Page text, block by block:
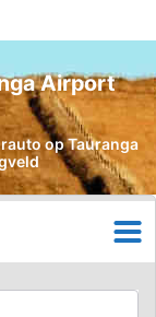
Airport
op Tauranga